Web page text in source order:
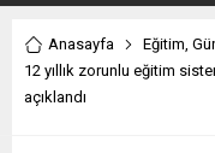
Anasayfa Eğitim,
12 yıllık zorunlu eğitim
açıklandı